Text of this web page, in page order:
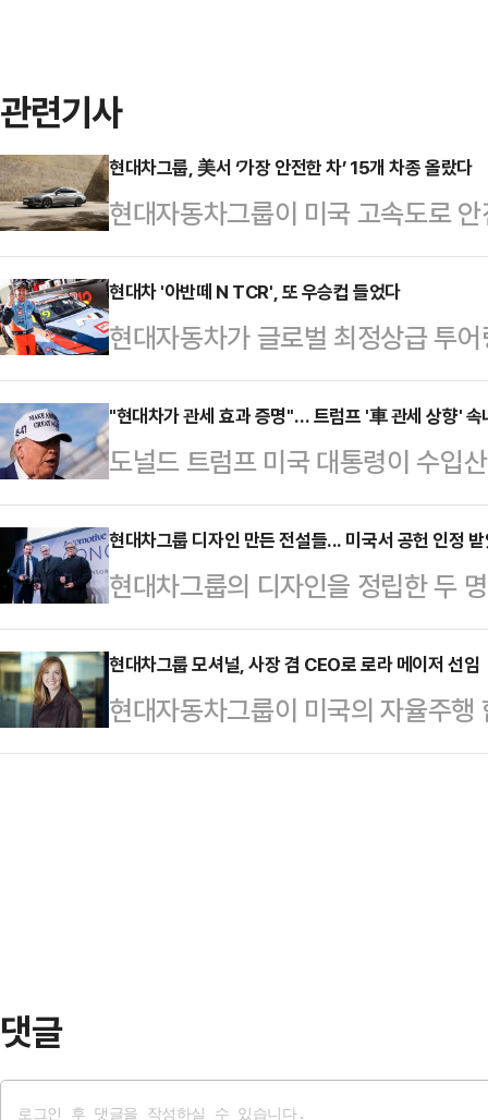
관련기사
현대차그룹, 美서 ‘가장 안전한 차’ 15개 차종 올랐다
현대자동차그룹이 미국 고속도로
서 2년 연속 글로벌 자동차그룹 기
돌 평가에서 현대차 아반떼(현지명
이 ‘톱 세이프티 픽 플러스(TSP+)’
대자동차그룹에서 TSP 이상 등급
5개, 기아 3개 등 총 15개로 이는
번 수상으로 현대차그룹은 2년 연
올…
현대차 '아반떼 N TCR', 또 우승컵 들었다
현대자동차가 글로벌 최정상급 투
드 스페인 대회에서 우승컵을 들어
섰다.현대자동차는 '더 뉴 엘란트
TCR)'이 13일부터 15일(현지시간)
르모 서킷’에서 개최된 2025 TCR
고 16일 밝혔다.경기가 열린 리카
사이클 레이스 등 각종 모터스포츠
4.005km …
"현대차가 관세 효과 증명"… 트럼프 '車 관세 상향' 속
도널드 트럼프 미국 대통령이 수입
비치면서 자동차 업계의 공기가 또
관세 시행 이후 투자를 발표하는 기
으로 풀이된다. 앞서 철강에 대한
실화 가능성도 적지 않다는 평가다.
협상안을 발표한 만큼, 한국 정부
다만, 우리 업체의 경우 일본 대비
의 수출…
현대차그룹 디자인 만든 전설들... 미국서 공헌 인정
현대차그룹의 디자인을 정립한 두
에 기여한 공로를 인정 받았다.현
시간) 이탈리아 토리노에서 열린 ‘
서 현대차그룹 CDO(최고 디자인
임자)인 루크 동커볼케 사장과 브랜
현대차그룹 모셔널, 사장 겸 CEO로 로라 메이저 선임
현대자동차그룹이 미국의 자율주
전문가인 로라 메이저(Laura
댓글